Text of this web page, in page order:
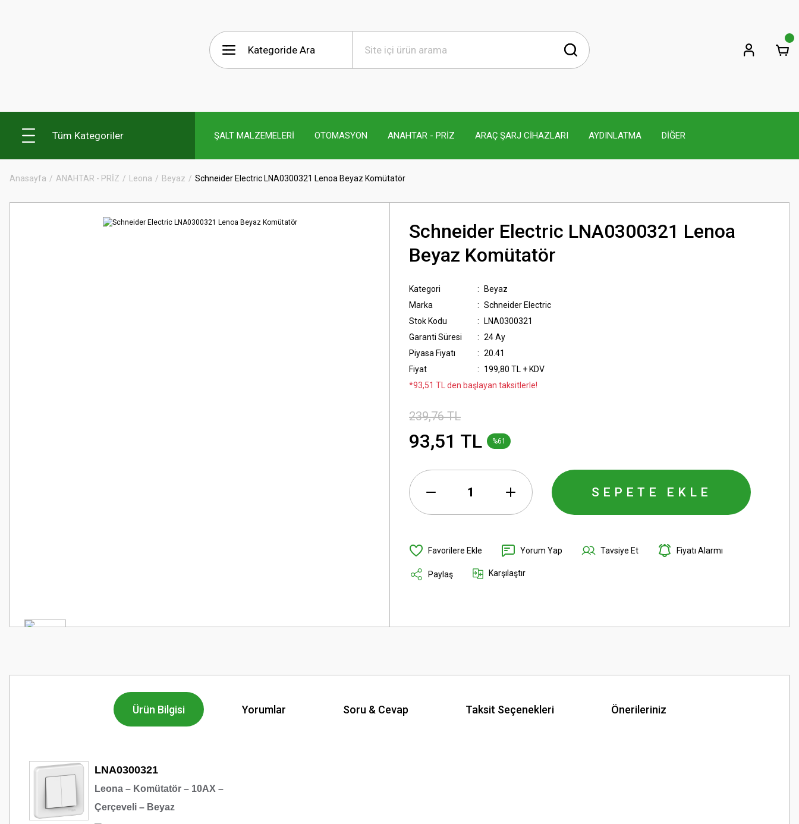
Tüm Kategoriler ŞALT MALZEMELERİ OTOMASYON ANAHTAR - PRİZ ARAÇ ŞARJ CİHAZLARI AYDINLATMA DİĞER
Anasayfa ANAHTAR - PRİZ Leona Beyaz Schneider Electric LNA0300321 Lenoa Beyaz Komütatör
Schneider Electric LNA0300321 Lenoa
Beyaz Komütatör
Kategori
Beyaz
Marka
Schneider Electric
Stok Kodu
LNA0300321
Garanti Süresi
24 Ay
Piyasa Fiyatı
20.41
Fiyat
199,80 TL + KDV
*93,51 TL den başlayan taksitlerle!
239,76 TL
93,51 TL %61
SEPETE EKLE
Yorum Yap Tavsiye Et Fiyatı Alarmı
Paylaş Karşılaştır
Ürün Bilgisi Yorumlar Soru & Cevap Taksit Seçenekleri Önerileriniz
LNA0300321
Leona – Komütatör – 10AX –
Çerçeveli – Beyaz